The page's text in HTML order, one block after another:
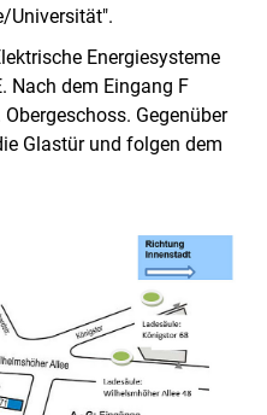
Universität".
Energiesysteme
Nach dem Eingang F
Gegenüber
Glastür und folgen dem